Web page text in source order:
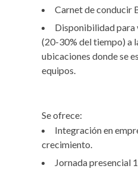
Carnet de conducir
Disponibilidad para
(20-30% del tiempo) a
ubicaciones donde se
equipos.
Se ofrece:
Integración en
crecimiento.
Jornada presencial